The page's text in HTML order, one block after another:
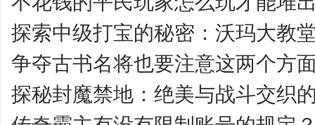
探索中级打宝的秘密：沃玛大教
争夺古书名将也要注意这两个方
探秘封魔禁地：绝美与战斗交织